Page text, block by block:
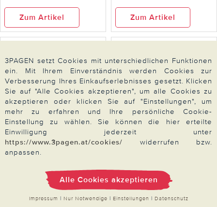
Zum Artikel Zum Artikel
KAISER
Brotbackform Inspiration
39,99
3PAGEN setzt Cookies mit unterschiedlichen Funktionen
ein. Mit Ihrem Einverständnis werden Cookies zur
Verbesserung Ihres Einkaufserlebnisses gesetzt. Klicken
Sie auf "Alle Cookies akzeptieren", um alle Cookies zu
akzeptieren oder klicken Sie auf "Einstellungen", um
mehr zu erfahren und Ihre persönliche Cookie-
Einstellung zu wählen. Sie können die hier erteilte
Einwilligung jederzeit unter
https://www.3pagen.at/cookies/ widerrufen bzw.
anpassen.
Alle Cookies akzeptieren
Impressum | Nur Notwendige | Einstellungen | Datenschutz